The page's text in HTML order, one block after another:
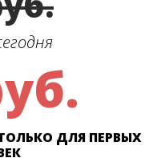
ДЛЯ ПЕРВЫХ